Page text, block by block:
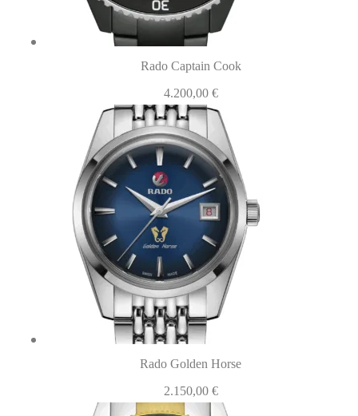
Rado Captain Cook
4.200,00 €
Rado Golden Horse
2.150,00 €